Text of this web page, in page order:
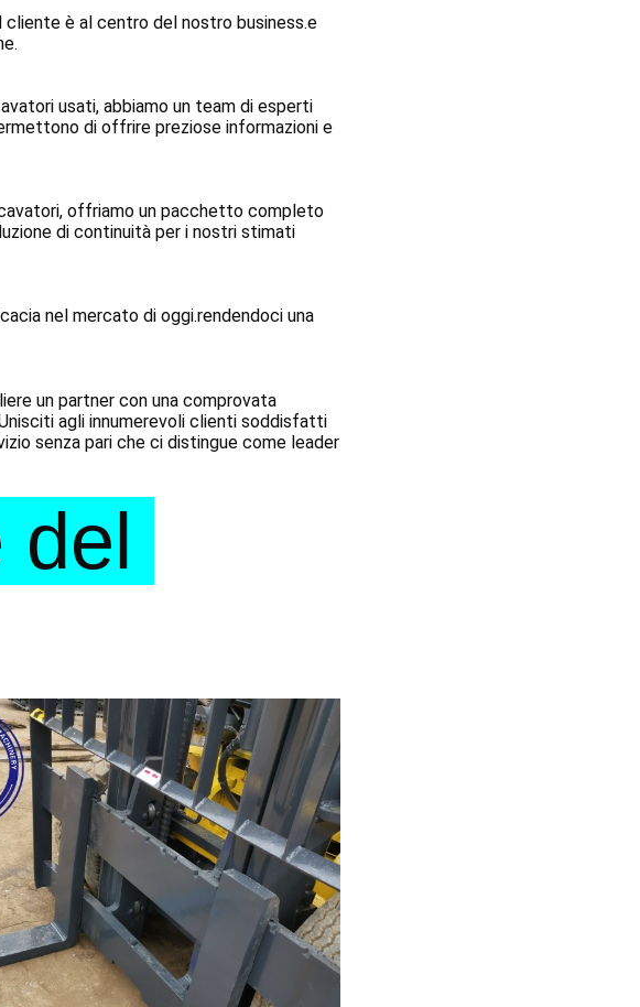
è al centro del nostro business.e
usati, abbiamo un team di esperti
di offrire preziose informazioni e
offriamo un pacchetto completo
di continuità per i nostri stimati
nel mercato di oggi.rendendoci una
un partner con una comprovata
agli innumerevoli clienti soddisfatti
senza pari che ci distingue come leader
del